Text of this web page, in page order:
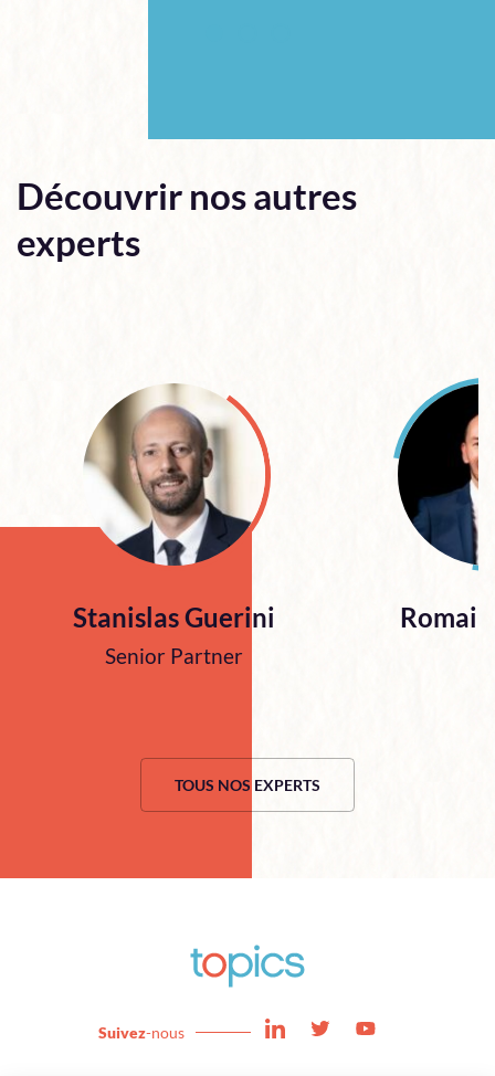
Découvrir nos autres
experts
Stanislas Guerini
Senior Partner
TOUS NOS EXPERTS
Suivez-nous